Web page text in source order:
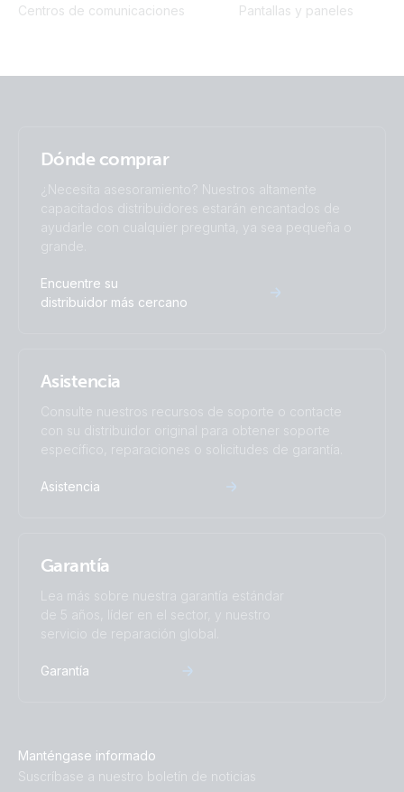
Centros de comunicaciones Pantallas y paneles
Dónde comprar
¿Necesita asesoramiento? Nuestros altamente
capacitados distribuidores estarán encantados de
ayudarle con cualquier pregunta, ya sea pequeña o
grande.
Encuentre su
distribuidor más cercano
Asistencia
Consulte nuestros recursos de soporte o contacte
con su distribuidor original para obtener soporte
específico, reparaciones o solicitudes de garantía.
Asistencia
Garantía
Lea más sobre nuestra garantía estándar
de 5 años, líder en el sector, y nuestro
servicio de reparación global.
Garantía
Manténgase informado
Suscríbase a nuestro boletín de noticias